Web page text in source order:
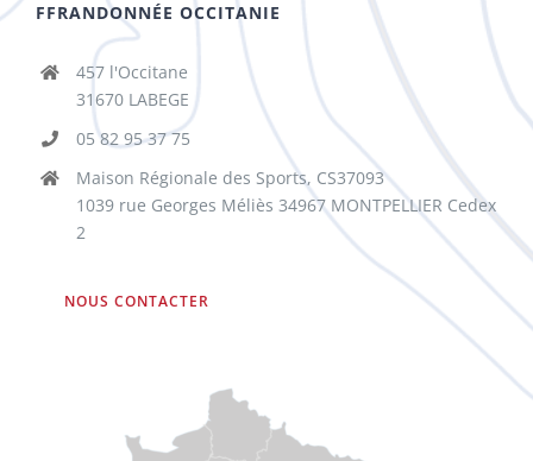
FFRANDONNÉE OCCITANIE
457 l'Occitane
31670 LABEGE
05 82 95 37 75
Maison Régionale des Sports, CS37093
1039 rue Georges Méliès 34967 MONTPELLIER Cedex
2
NOUS CONTACTER